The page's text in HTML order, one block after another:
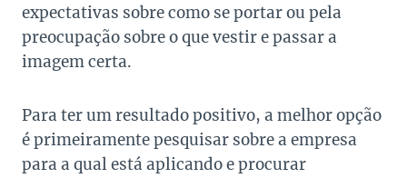
expectativas sobre como se portar ou pela
preocupação sobre o que vestir e passar a
imagem certa.
Para ter um resultado positivo, a melhor opção
é primeiramente pesquisar sobre a empresa
para a qual está aplicando e procurar